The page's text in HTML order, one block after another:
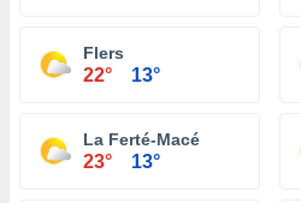
Flers
22° 13°
La Ferté-Macé
23° 13°